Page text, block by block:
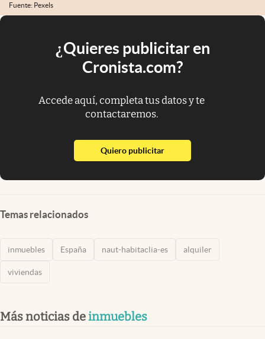
Fuente: Pexels
¿Quieres publicitar en
Cronista.com?
Accede aquí, completa tus datos y te
contactaremos.
Quiero publicitarabre en nueva pestaña
Temas relacionados
inmuebles España naut-habitaclia-es alquiler
viviendas
Más noticias deinmuebles